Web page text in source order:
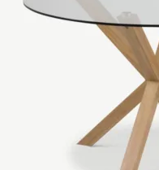
metallist
täiend iga